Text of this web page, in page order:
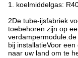
1. koelmiddelgas:
2De tube-ijsfabriek
toebehoren zijn op
bij installatieVoor
naar uw land om te